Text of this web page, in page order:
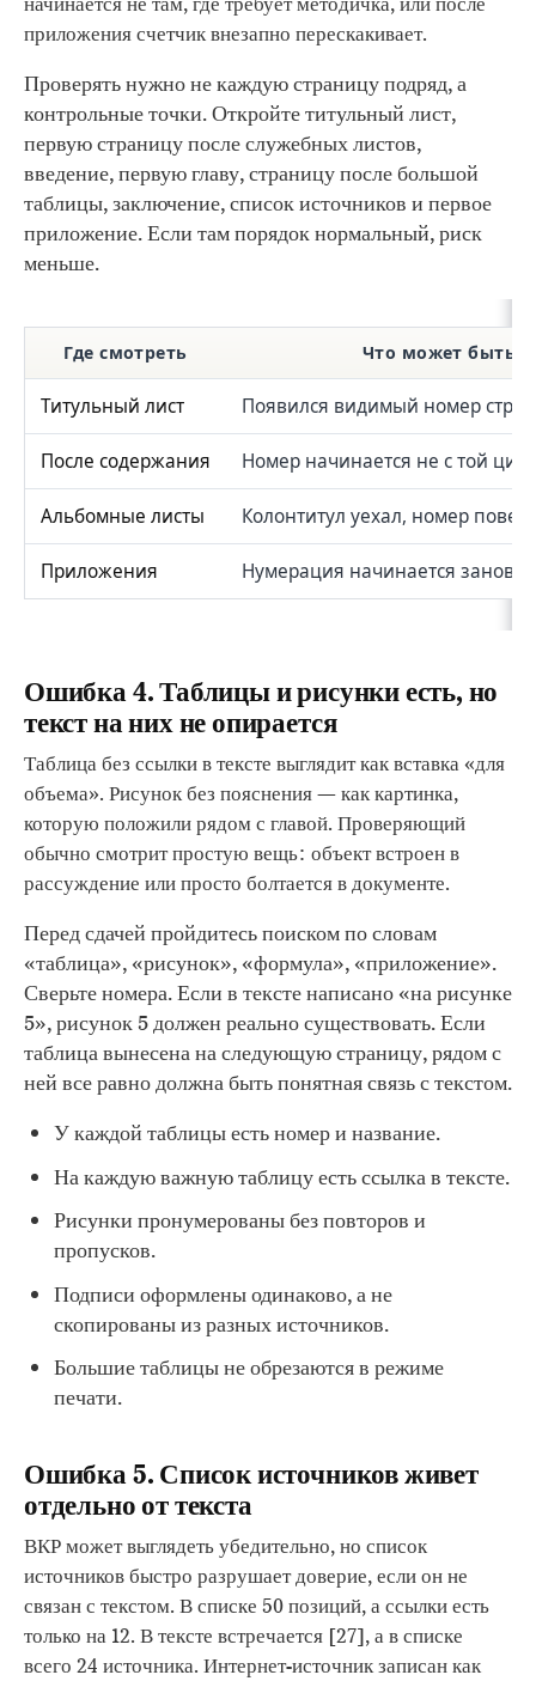
приложения счетчик внезапно перескакивает.
Проверять нужно не каждую страницу подряд, а
контрольные точки. Откройте титульный лист,
первую страницу после служебных листов,
введение, первую главу, страницу после большой
таблицы, заключение, список источников и первое
приложение. Если там порядок нормальный, риск
меньше.
Где смотреть Что может быть
Титульный лист Появился видимый номер
После содержания Номер начинается не с той
Альбомные листы Колонтитул уехал, номер
Приложения Нумерация начинается заново
Ошибка 4. Таблицы и рисунки есть, но
текст на них не опирается
Таблица без ссылки в тексте выглядит как вставка «для
объема». Рисунок без пояснения — как картинка,
которую положили рядом с главой. Проверяющий
обычно смотрит простую вещь: объект встроен в
рассуждение или просто болтается в документе.
Перед сдачей пройдитесь поиском по словам
«таблица», «рисунок», «формула», «приложение».
Сверьте номера. Если в тексте написано «на рисунке
5», рисунок 5 должен реально существовать. Если
таблица вынесена на следующую страницу, рядом с
ней все равно должна быть понятная связь с текстом.
У каждой таблицы есть номер и название.
На каждую важную таблицу есть ссылка в тексте.
Рисунки пронумерованы без повторов и
пропусков.
Подписи оформлены одинаково, а не
скопированы из разных источников.
Большие таблицы не обрезаются в режиме
печати.
Ошибка 5. Список источников живет
отдельно от текста
ВКР может выглядеть убедительно, но список
источников быстро разрушает доверие, если он не
связан с текстом. В списке 50 позиций, а ссылки есть
только на 12. В тексте встречается [27], а в списке
всего 24 источника. Интернет-источник записан как